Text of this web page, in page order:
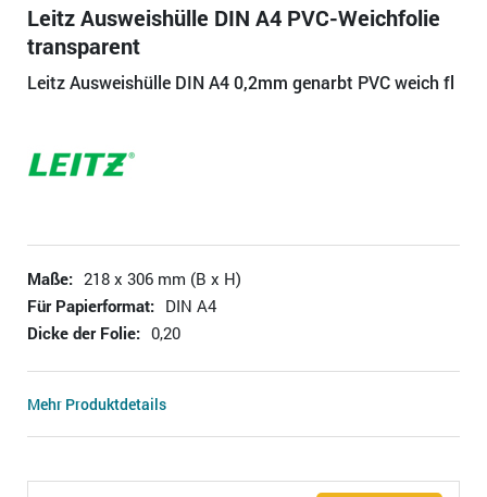
Leitz Ausweishülle DIN A4 PVC-Weichfolie
transparent
Leitz Ausweishülle DIN A4 0,2mm genarbt PVC weich fl
Maße: 218 x 306 mm (B x H)
Für Papierformat: DIN A4
Dicke der Folie: 0,20
Mehr Produktdetails